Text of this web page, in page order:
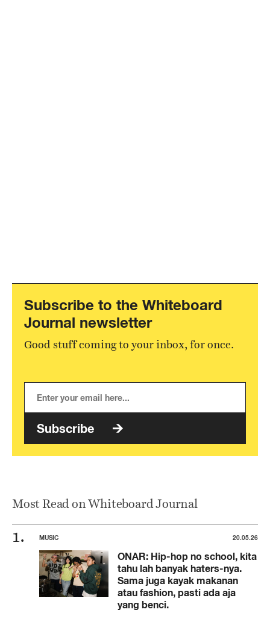
Subscribe to the Whiteboard
Journal newsletter
Good stuff coming to your inbox, for once.
Subscribe
Most Read on Whiteboard Journal
MUSIC 20.05.26
ONAR: Hip-hop no school, kita
tahu lah banyak haters-nya.
Sama juga kayak makanan
atau fashion, pasti ada aja
yang benci.